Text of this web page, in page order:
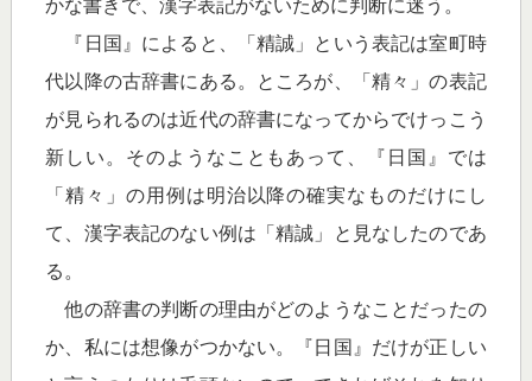
かな書きで、漢字表記がないために判断に迷う。
『日国』によると、「精誠」という表記は室町時
代以降の古辞書にある。ところが、「精々」の表記
が見られるのは近代の辞書になってからでけっこう
新しい。そのようなこともあって、『日国』では
「精々」の用例は明治以降の確実なものだけにし
て、漢字表記のない例は「精誠」と見なしたのであ
る。
他の辞書の判断の理由がどのようなことだったの
か、私には想像がつかない。『日国』だけが正しい